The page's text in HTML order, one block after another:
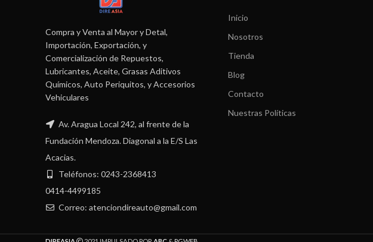
Compra y Venta al Mayor y Detal,
Importación, Exportación, y
Comercialización de Repuestos,
Lubricantes, Aceite, Grasas Aditivos
Químicos, Auto Periquitos, y Accesorios
Vehiculares
Av. Aragua Local 242, al frente de la
Fundación Mendoza. Diagonal a la E/S Las
Acacias.
Teléfonos: 0243-2368413
0414-4499185
Correo: atenciondireauto@gmail.com
Inicio
Nosotros
Tienda
Blog
Contacto
Nuestras Políticas